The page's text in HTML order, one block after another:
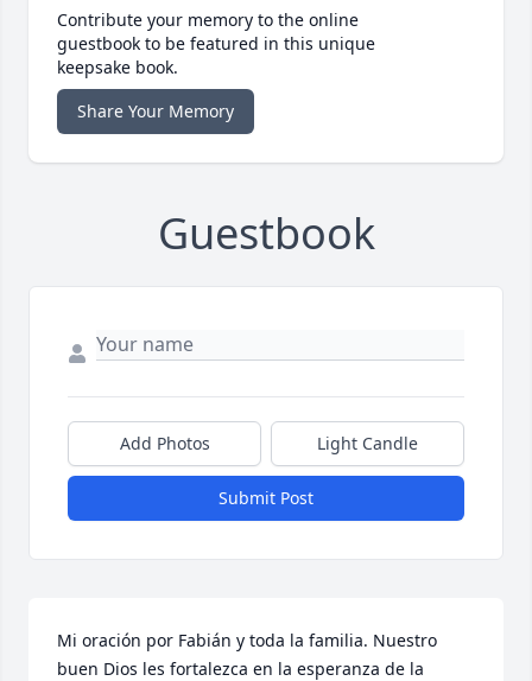
Contribute your memory to the online
guestbook to be featured in this unique
keepsake book.
Share Your Memory
Guestbook
Add Photos Light Candle
Submit Post
Mi oración por Fabián y toda la familia. Nuestro
buen Dios les fortalezca en la esperanza de la